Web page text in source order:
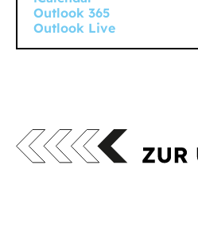
Outlook 365
Outlook Live